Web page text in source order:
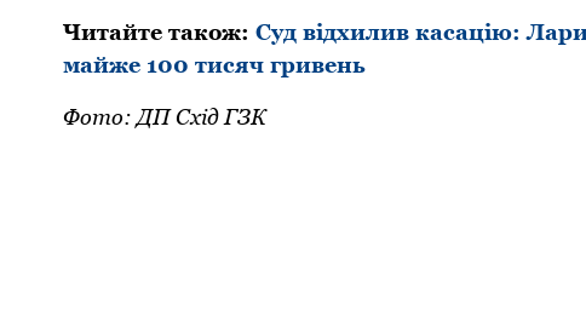
Читайте також: Суд відхилив касацію:
майже 100 тисяч гривень
Фото: ДП Схід ГЗК